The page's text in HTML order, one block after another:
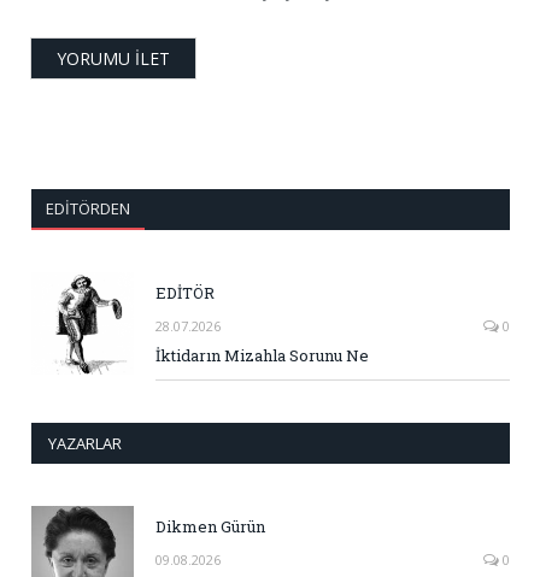
EDITÖRDEN
EDİTÖR
28.07.2026 0
İktidarın Mizahla Sorunu Ne
YAZARLAR
Dikmen Gürün
09.08.2026 0